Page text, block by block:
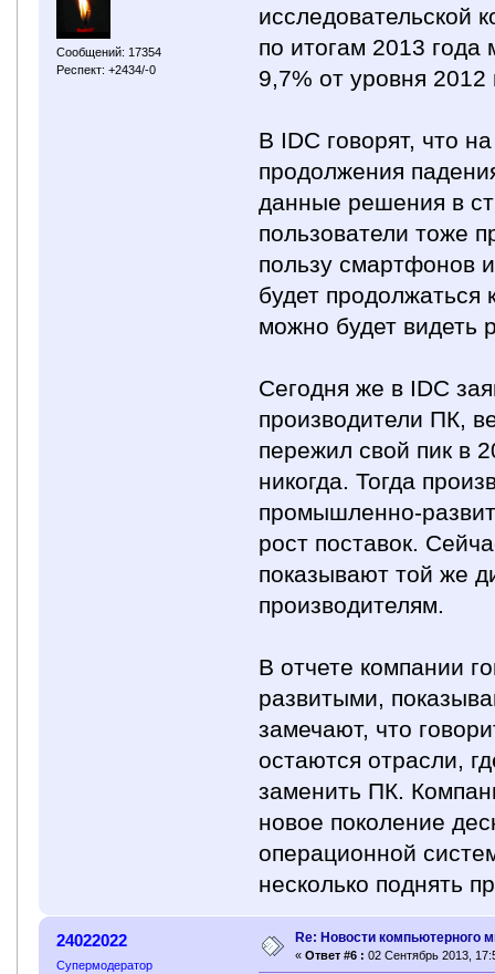
Сообщений: 17354
Респект: +2434/-0
исследовательской
по итогам 2013
9,7% от уровня 2012
В IDC говорят, что
продолжения
данные решения в
пользователи тоже
пользу смартфонов
будет продолжаться
можно будет видеть
Сегодня же в IDC
производители ПК,
пережил свой пик в
никогда. Тогда
промышленно-
рост поставок.
показывают той же
производителям.
В отчете компании
развитыми,
замечают, что
остаются отрасли,
заменить ПК.
новое поколение
операционной
несколько поднять
24022022
Супермодератор
Re: Новости компьютерного
« Ответ #6 : 02 Сентябрь 2013,